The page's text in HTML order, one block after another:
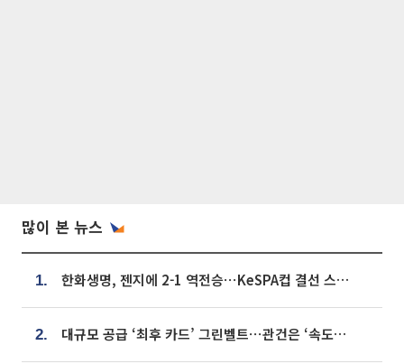
많이 본 뉴스
1. 한화생명, 젠지에 2-1 역전승⋯KeSPA컵 결선 스테이지 2 직행
2. 대규모 공급 ‘최후 카드’ 그린벨트⋯관건은 ‘속도’ [주택공급 승부수의 조건]